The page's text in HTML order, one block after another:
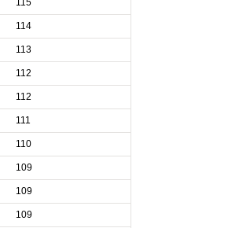
115
114
113
112
112
111
110
109
109
109